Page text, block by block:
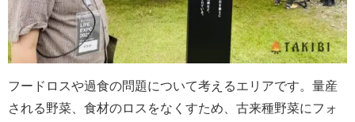
フードロスや過食の問題について考えるエリアです。量産
される野菜、食材のロスをなくすため、古来種野菜にフォ